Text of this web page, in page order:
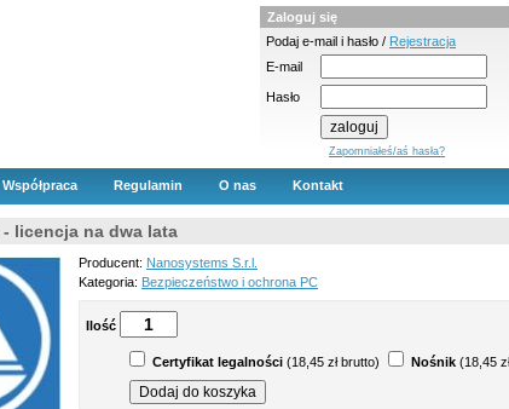
Zaloguj się
Podaj e-mail i hasło / Rejestracja
E-mail
Hasło
Zapomniałeś/aś hasła?
Współpraca Regulamin O nas Kontakt
licencja na dwa lata
Producent: Nanosystems S.r.l.
Kategoria: Bezpieczeństwo i ochrona PC
Ilość
Certyfikat legalności (18,45 zł brutto) Nośnik (18,45